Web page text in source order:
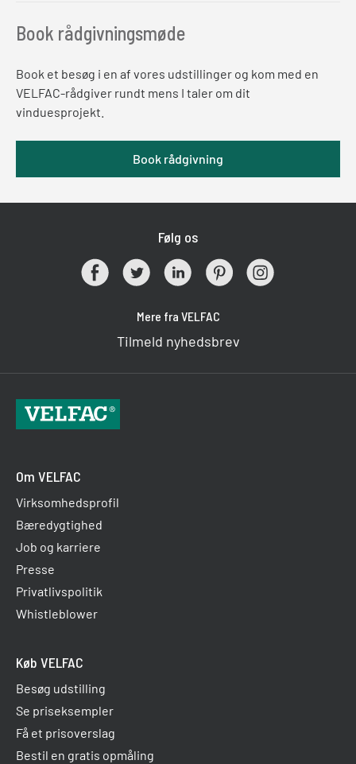
Book rådgivningsmøde
Book et besøg i en af vores udstillinger og kom med en
VELFAC-rådgiver rundt mens I taler om dit
vinduesprojekt.
Book rådgivning
Følg os
Mere fra VELFAC
Tilmeld nyhedsbrev
Om VELFAC
Virksomhedsprofil
Bæredygtighed
Job og karriere
Presse
Privatlivspolitik
Whistleblower
Køb VELFAC
Besøg udstilling
Se priseksempler
Få et prisoverslag
Bestil en gratis opmåling